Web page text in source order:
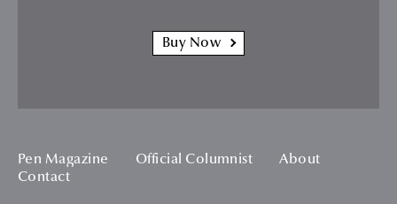
Buy Now
Pen Magazine Official Columnist
About
Contact